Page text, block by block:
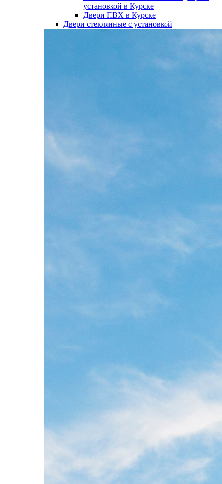
установкой в Курске
Двери ПВХ в Курске
Двери стеклянные с установкой